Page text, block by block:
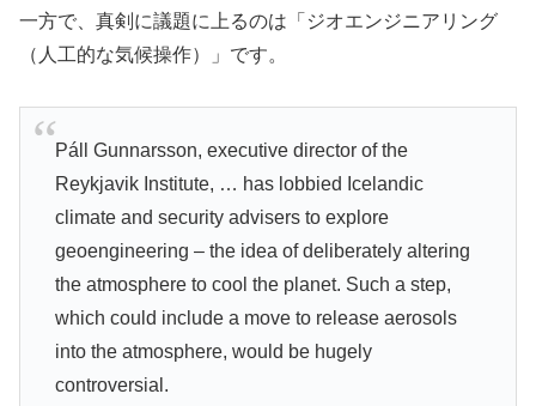
一方で、真剣に議題に上るのは「ジオエンジニアリング
（人工的な気候操作）」です。
Páll Gunnarsson, executive director of the
Reykjavik Institute, … has lobbied Icelandic
climate and security advisers to explore
geoengineering – the idea of deliberately altering
the atmosphere to cool the planet. Such a step,
which could include a move to release aerosols
into the atmosphere, would be hugely
controversial.